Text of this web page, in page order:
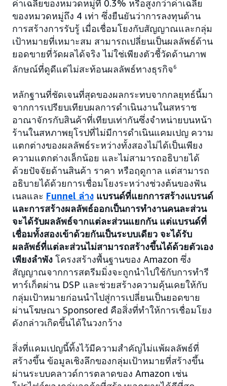
ค่าเฉลี่ยของหมวดหมู่ที่ 0.3% หรือสูงกว่าค่าเฉลี่ย
ของหมวดหมู่ถึง 4 เท่า ซึ่งยืนยันว่าการลงทุนด้าน
การสร้างการรับรู้ เมื่อเชื่อมโยงกับสัญญาณและกลุ่ม
เป้าหมายที่เหมาะสม สามารถเปลี่ยนเป็นผลลัพธ์ด้าน
ยอดขายที่วัดผลได้จริง ไม่ใช่เพียงตัวชี้วัดด้านภาพ
ลักษณ์ที่ดูดีแต่ไม่สะท้อนผลลัพธ์ทางธุรกิจ6
หลักฐานที่ชัดเจนที่สุดของผลกระทบจากกลยุทธ์นี้มา
จากการเปรียบเทียบผลการดำเนินงานในสหราช
อาณาจักรกับสินค้าที่เทียบเท่ากันซึ่งจำหน่ายบนหน้า
ร้านในสหภาพยุโรปที่ไม่มีการดำเนินแคมเปญ ความ
แตกต่างของผลลัพธ์ระหว่างทั้งสองไม่ได้เป็นเพียง
ความแตกต่างเล็กน้อย และไม่สามารถอธิบายได้
ด้วยปัจจัยด้านสินค้า ราคา หรือฤดูกาล แต่สามารถ
อธิบายได้ด้วยการเชื่อมโยงระหว่างช่วงต้นของฟัน
เนลและ Funnel ล่าง แบรนด์ที่แยกการสร้างแบรนด์
และการสร้างผลลัพธ์ออกเป็นการทำงานคนละส่วน
จะได้รับผลลัพธ์จากแต่ละส่วนแยกกัน แต่แบรนด์ที่
เชื่อมทั้งสองเข้าด้วยกันเป็นระบบเดียว จะได้รับ
ผลลัพธ์ที่แต่ละส่วนไม่สามารถสร้างขึ้นได้ด้วยตัวเอง
เพียงลำพัง โครงสร้างพื้นฐานของ Amazon ซึ่ง
สัญญาณจากการสตรีมมิ่งจะถูกนำไปใช้กับการทำรี
ทาร์เก็ตผ่าน DSP และช่วยสร้างความคุ้นเคยให้กับ
กลุ่มเป้าหมายก่อนนำไปสู่การเปลี่ยนเป็นยอดขาย
ผ่านโฆษณา Sponsored คือสิ่งที่ทำให้การเชื่อมโยง
ดังกล่าวเกิดขึ้นได้ในวงกว้าง
สิ่งที่แคมเปญนี้ทิ้งไว้มีความสำคัญไม่แพ้ผลลัพธ์ที่
สร้างขึ้น ข้อมูลเชิงลึกของกลุ่มเป้าหมายที่สร้างขึ้น
ผ่านระบบคลาวด์การตลาดของ Amazon เช่น